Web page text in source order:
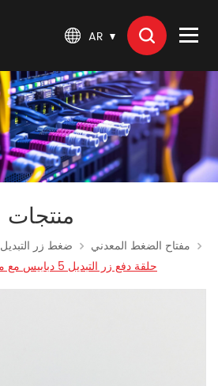
AR
منتجات
ضغط زر التبديل
مفتاح الضغط المعدني
لحظة LED حلقة دفع زر التبديل 5 دبابيس مع موصل